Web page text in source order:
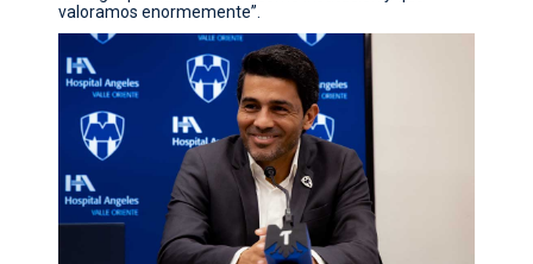
valoramos enormemente”.